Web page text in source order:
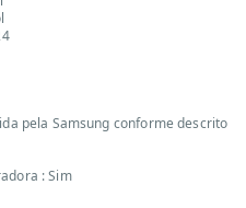
pela Samsung conforme descrito
: Sim